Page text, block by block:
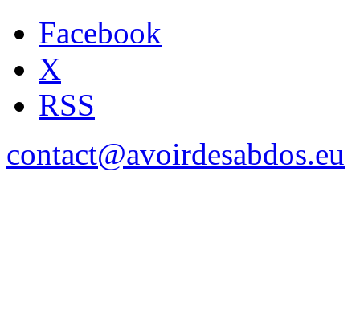
Facebook
X
RSS
contact@avoirdesabdos.eu